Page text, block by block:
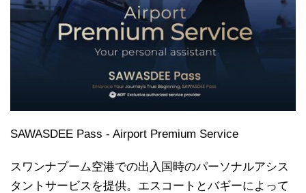
SAWASDEE Pass - Airport Premium Service
スワンナプーム空港での出入国時のパーソナルアシス
タントサービスを提供。エスコートとバギーによって